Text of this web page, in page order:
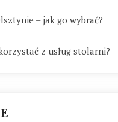
– jak go wybrać?
z usług stolarni?